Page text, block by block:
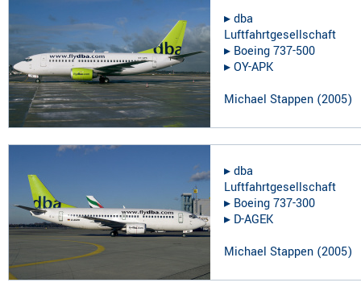
▸︎dba
Luftfahrtgesellschaft
▸︎ Boeing 737-500
▸︎OY-APK
Michael Stappen (2005)
▸︎dba
Luftfahrtgesellschaft
▸︎ Boeing 737-300
▸︎ D-AGEK
Michael Stappen (2005)